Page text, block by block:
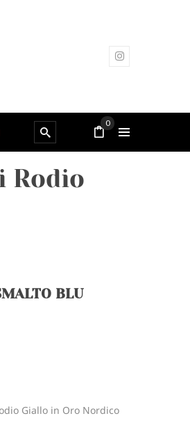
0
Rodio
BLU
Giallo in Oro Nordico